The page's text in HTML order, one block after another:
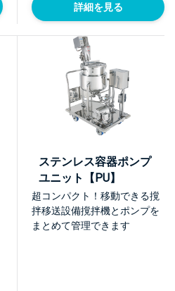
詳細を見る
ステンレス容器ポンプ
ユニット【PU】
超コンパクト！移動できる撹
拌移送設備撹拌機とポンプを
まとめて管理できます